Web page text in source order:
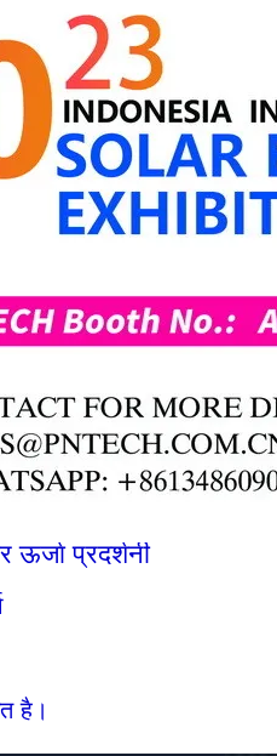
ऊर्जा प्रदर्शनी
है।